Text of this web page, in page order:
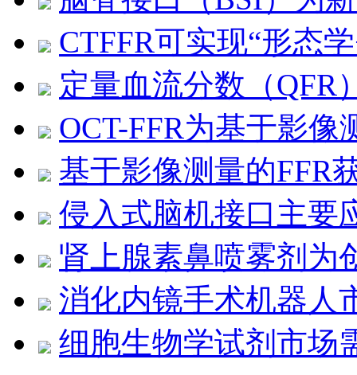
CTFFR可实现“形态
定量血流分数（QFR
OCT-FFR为基于影像
基于影像测量的FFR
侵入式脑机接口主要
肾上腺素鼻喷雾剂为
消化内镜手术机器人
细胞生物学试剂市场